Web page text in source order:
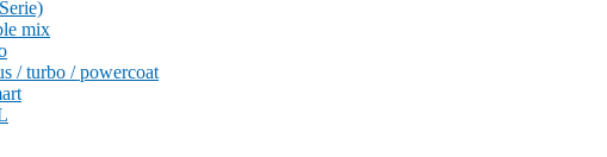
mix
/ turbo / powercoat